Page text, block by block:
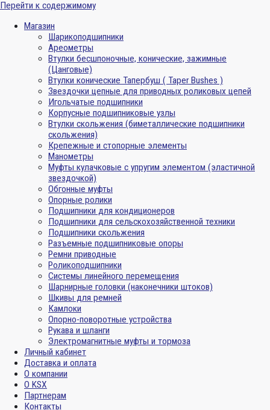
Перейти к содержимому
Магазин
Шарикоподшипники
Ареометры
Втулки бесшпоночные, конические, зажимные
(Цанговые)
Втулки конические Тапербуш ( Taper Bushes )
Звездочки цепные для приводных роликовых цепей
Игольчатые подшипники
Корпусные подшипниковые узлы
Втулки скольжения (биметаллические подшипники
скольжения)
Крепежные и стопорные элементы
Манометры
Муфты кулачковые с упругим элементом (эластичной
звездочкой)
Обгонные муфты
Опорные ролики
Подшипники для кондиционеров
Подшипники для сельскохозяйственной техники
Подшипники скольжения
Разъемные подшипниковые опоры
Ремни приводные
Роликоподшипники
Системы линейного перемещения
Шарнирные головки (наконечники штоков)
Шкивы для ремней
Камлоки
Опорно-поворотные устройства
Рукава и шланги
Электромагнитные муфты и тормоза
Личный кабинет
Доставка и оплата
О компании
О KSX
Партнерам
Контакты